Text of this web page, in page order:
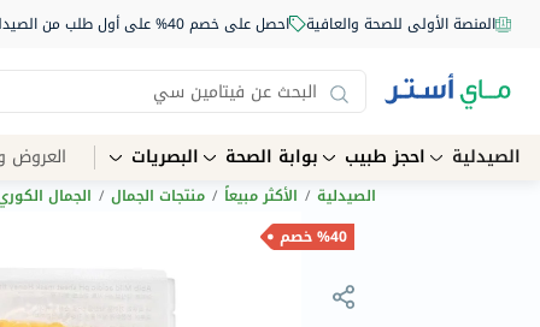
المنصة الأولى للصحة والعافية احصل على خصم 40% على أول طلب من الصيدلية أونلاين استخدم الكود: NEW40
الصيدلية احجز طبيب بوابة الصحة البصريات العروض
الصيدلية / الأكثر مبيعاً / منتجات الجمال / الجمال
%40 خصم